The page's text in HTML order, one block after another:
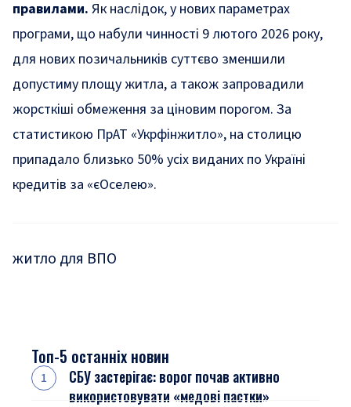
правилами. Як наслідок, у нових параметрах
програми, що набули чинності 9 лютого 2026 року,
для нових позичальників суттєво зменшили
допустиму площу житла, а також запровадили
жорсткіші обмеження за ціновим порогом. За
статистикою ПрАТ «Укрфінжитло», на столицю
припадало близько 50% усіх виданих по Україні
кредитів за «єОселею».
житло для ВПО
Топ-5 останніх новин
СБУ застерігає: ворог почав активно
використовувати «медові пастки»